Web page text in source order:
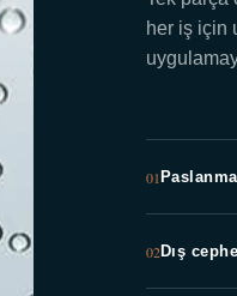
her iş için
01
02Dış